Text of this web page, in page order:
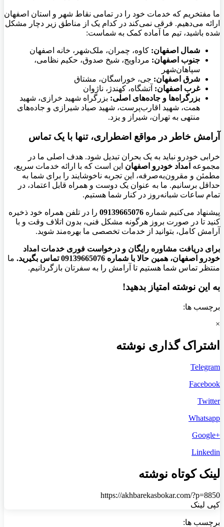
ما مفتخریم که خدمات خود را در تمامی نقاط شهر و استان اصفهان
ارائه می‌دهیم. فرقی نمی‌کند در کدام یک از مناطق زیر دچار مشکل
شده باشید، تیم ما آماده کمک به شماست:
شمال اصفهان: کاوه، چمران، ملک‌شهر، خانه اصفهان
جنوب اصفهان: مرداویج، شیخ صدوق، حکیم نظامی،
سپاهان‌شهر
شرق اصفهان: جی، خوراسگان، مشتاق
غرب اصفهان: آتشگاه، کهندژ، ناژوان
بزرگراه‌ها و جاده‌های اصلی: بزرگراه شهید خرازی، شهید
همت، شهید اقارب‌پرست، شهید صیاد شیرازی و جاده‌های
منتهی به تهران، شیراز و یزد.
آرامش خاطر در مواقع اضطراری، تنها با یک تماس
خرابی خودرو نباید به یک بحران تبدیل شود. هدف اصلی ما در
مجموعه امداد خودرو اصفهان این است که با ارائه خدمات سریع،
مطمئن و مقرون‌به‌صرفه، این تجربه ناخوشایند را برای شما به
حداقل برسانیم. ما به عنوان یک دوست و همراه قابل اعتماد، در
تمام ساعات شبانه‌روز در کنار شما هستیم.
پیشنهاد می‌کنیم شماره 09139665076 را در تلفن همراه خود ذخیره
کنید تا در صورت بروز هرگونه مشکل فنی، بدون اتلاف وقت و با
آرامش کامل، بتوانید از خدمات تخصصی ما بهره‌مند شوید.
برای دریافت مشاوره رایگان و درخواست فوری خدمات امداد
خودرو اصفهان، همین حالا با شماره 09139665076 تماس بگیرید.
ما
منتظر تماس شما هستیم تا آرامش را به سفرتان بازگردانیم.
به این نوشته امتیاز بدهید!
برچسب ها:
×
اشتراک گذاری نوشته
Telegram
Facebook
Twitter
Whatsapp
+Google
Linkedin
لینک کوتاه نوشته
https://akhbarekasbokar.com/?p=8850
کپی لینک
برچسب ها: